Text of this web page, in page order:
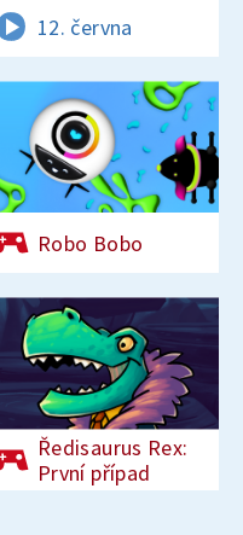
12. června
Robo Bobo
Ředisaurus Rex:
První případ